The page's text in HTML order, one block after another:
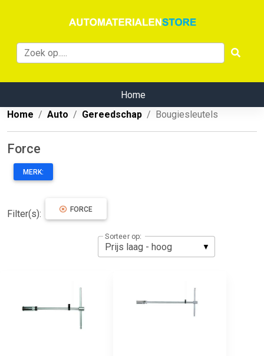
Home
Home
Auto Gereedschap Bougiesleutels
Force
MERK:
Filter(s): FORCE
Sorteer op: